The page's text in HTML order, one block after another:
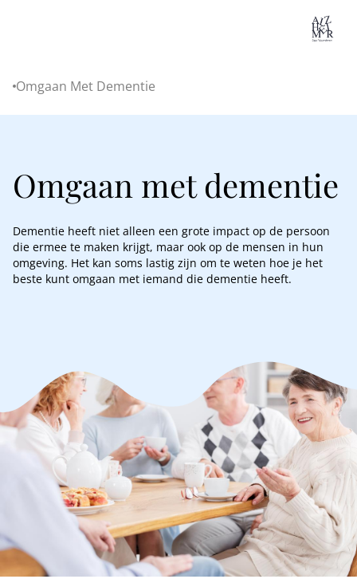
Home
Omgaan Met Dementie
Omgaan met dementie
Dementie heeft niet alleen een grote impact op de persoon
die ermee te maken krijgt, maar ook op de mensen in hun
omgeving. Het kan soms lastig zijn om te weten hoe je het
beste kunt omgaan met iemand die dementie heeft.